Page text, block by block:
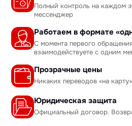
Полный контроль на каждом
мессенджер
Работаем в формате
С момента первого
взаимодействуете с одним
Прозрачные цены
Никаких переводов «на
Юридическая защита
Официальный договор.